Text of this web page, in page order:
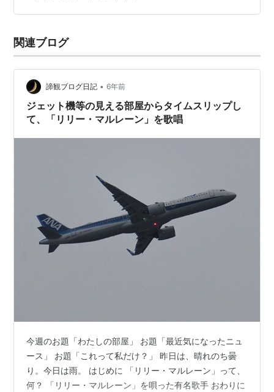
関連ブログ
諦観ブログ日記 • 6年前
ジェット機等の見える部屋からタイムスリップし
て、「リリー・マルレーン」を歌唱
今週のお題「わたしの部屋」 お題「最近気になったニュ
ース」 お題「これって私だけ？」 昨日は、晴れのち曇
り。今日は雨。 はじめに 「リリー・マルレーン」って、
何？ 「リリー・マルレーン」を唄った有名歌手 おわりに